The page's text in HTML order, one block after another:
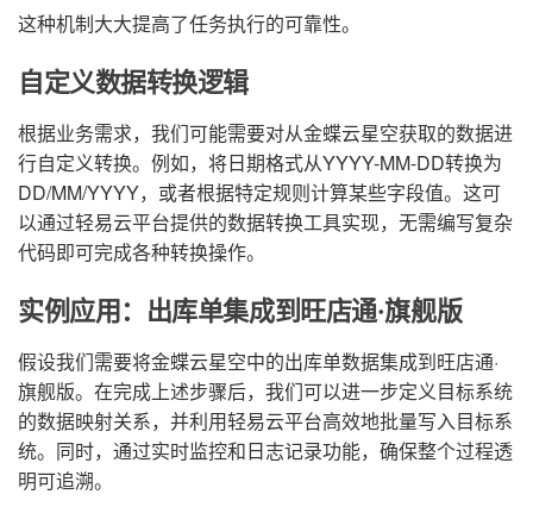
这种机制大大提高了任务执行的可靠性。
自定义数据转换逻辑
根据业务需求，我们可能需要对从金蝶云星空获取的数据进
行自定义转换。例如，将日期格式从YYYY-MM-DD转换为
DD/MM/YYYY，或者根据特定规则计算某些字段值。这可
以通过轻易云平台提供的数据转换工具实现，无需编写复杂
代码即可完成各种转换操作。
实例应用：出库单集成到旺店通·旗舰版
假设我们需要将金蝶云星空中的出库单数据集成到旺店通·
旗舰版。在完成上述步骤后，我们可以进一步定义目标系统
的数据映射关系，并利用轻易云平台高效地批量写入目标系
统。同时，通过实时监控和日志记录功能，确保整个过程透
明可追溯。